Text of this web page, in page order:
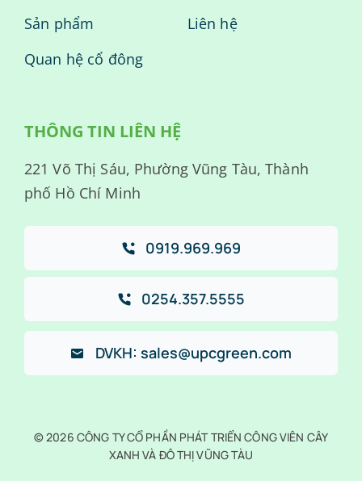
Sản phẩm
Quan hệ cổ đông
Liên hệ
THÔNG TIN LIÊN HỆ
221 Võ Thị Sáu, Phường Vũng Tàu, Thành
phố Hồ Chí Minh
0919.969.969
0254.357.5555
DVKH: sales@upcgreen.com
© 2026 CÔNG TY CỔ PHẦN PHÁT TRIỂN CÔNG VIÊN CÂY
XANH VÀ ĐÔ THỊ VŨNG TÀU